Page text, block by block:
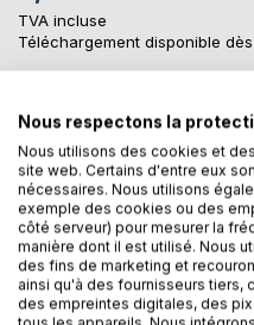
TVA incluse
Téléchargement disponible
AJOUTER
Ajouter à ma liste d'envies
Laisser un avis
Nous respectons la
Nous utilisons des cookies et
site web. Certains d'entre eux
nécessaires. Nous utilisons
exemple des cookies ou des
côté serveur) pour mesurer la
manière dont il est utilisé. Nous
des fins de marketing et
ainsi qu'à des fournisseurs tiers,
des empreintes digitales, des